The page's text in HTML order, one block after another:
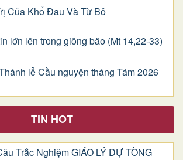
Của Khổ Ðau Và Từ Bỏ
lớn lên trong giông bão (Mt 14,22-33)
lễ Cầu nguyện tháng Tám 2026
TIN HOT
Trắc Nghiệm GIÁO LÝ DỰ TÒNG